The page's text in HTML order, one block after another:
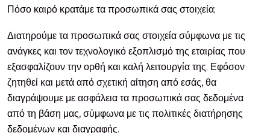
Πόσο καιρό κρατάμε τα προσωπικά σας στοιχεία;
Διατηρούμε τα προσωπικά σας στοιχεία σύμφωνα με τις
ανάγκες και τον τεχνολογικό εξοπλισμό της εταιρίας που
εξασφαλίζουν την ορθή και καλή λειτουργία της. Εφόσον
ζητηθεί και μετά από σχετική αίτηση από εσάς, θα
διαγράψουμε με ασφάλεια τα προσωπικά σας δεδομένα
από τη βάση μας, σύμφωνα με τις πολιτικές διατήρησης
δεδομένων και διαγραφής.